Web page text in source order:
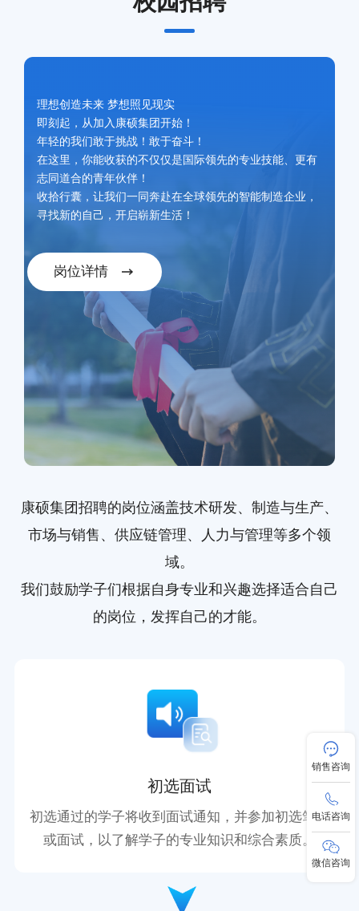
理想创造未来 梦想照见现实
即刻起，从加入康硕集团开始！
年轻的我们敢于挑战！敢于奋斗！
在这里，你能收获的不仅仅是国际领先的专业技能、更有
志同道合的青年伙伴！
收拾行囊，让我们一同奔赴在全球领先的智能制造企业，
寻找新的自己，开启崭新生活！
岗位详情
康硕集团招聘的岗位涵盖技术研发、制造与生产、
市场与销售、供应链管理、人力与管理等多个领
域。
我们鼓励学子们根据自身专业和兴趣选择适合自己
的岗位，发挥自己的才能。
初选面试
初选通过的学子将收到面试通知，并参加初选笔试
或面试，以了解学子的专业知识和综合素质。
销售咨询
电话咨询
微信咨询